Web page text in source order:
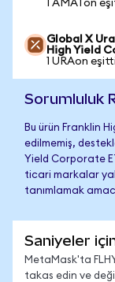
1 AMATon
Global X
High Yield
1 URAon
Sorumluluk
Bu ürün Franklin
edilmemiş,
Yield Corporate
ticari markalar
tanımlamak
Saniyeler
MetaMask'ta
takas edin ve